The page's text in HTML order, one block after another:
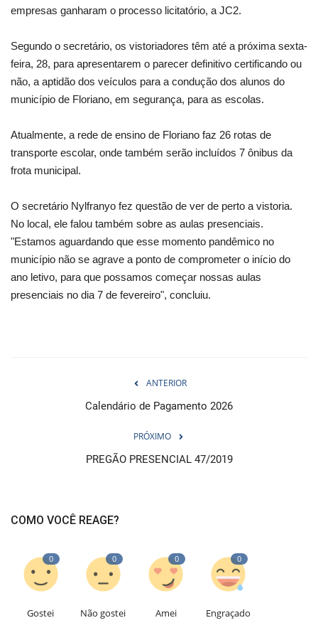
empresas ganharam o processo licitatório, a JC2.
Segundo o secretário, os vistoriadores têm até a próxima sexta-
feira, 28, para apresentarem o parecer definitivo certificando ou
não, a aptidão dos veículos para a condução dos alunos do
município de Floriano, em segurança, para as escolas.
Atualmente, a rede de ensino de Floriano faz 26 rotas de
transporte escolar, onde também serão incluídos 7 ônibus da
frota municipal.
O secretário Nylfranyo fez questão de ver de perto a vistoria.
No local, ele falou também sobre as aulas presenciais.
"Estamos aguardando que esse momento pandêmico no
município não se agrave a ponto de comprometer o início do
ano letivo, para que possamos começar nossas aulas
presenciais no dia 7 de fevereiro", concluiu.
ANTERIOR
Calendário de Pagamento 2026
PRÓXIMO
PREGÃO PRESENCIAL 47/2019
COMO VOCÊ REAGE?
0
Gostei
0
Não gostei
0
Amei
0
Engraçado